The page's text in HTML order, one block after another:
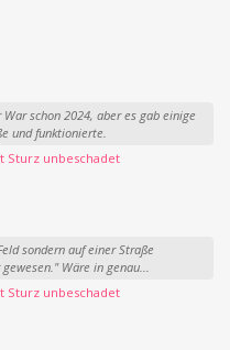
schon 2024, aber es gab einige
und funktionierte.
Sturz unbeschadet
sondern auf einer Straße
Wäre in genau...
Sturz unbeschadet